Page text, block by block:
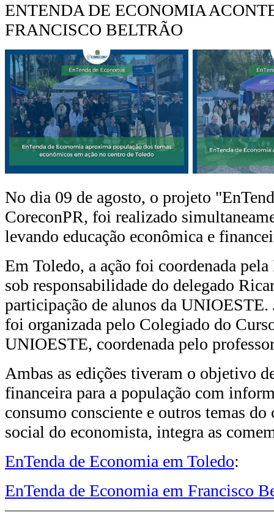
ENTENDA DE ECONOMIA
FRANCISCO BELTRÃO
No dia 09 de agosto, o projeto
CoreconPR, foi realizado
levando educação econômica e
Em Toledo, a ação foi coordenada
sob responsabilidade do delegado
participação de alunos da
foi organizada pelo Colegiado do
UNIOESTE, coordenada pelo
Ambas as edições tiveram o objetivo
financeira para a população com
consumo consciente e outros temas
social do economista, integra as
EnTenda de Economia em Toledo:
EnTenda de Economia em Francisco